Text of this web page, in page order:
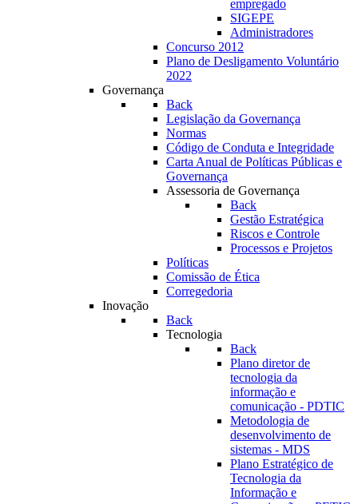
empregado
SIGEPE
Administradores
Concurso 2012
Plano de Desligamento Voluntário
2022
Governança
Back
Legislação da Governança
Normas
Código de Conduta e Integridade
Carta Anual de Políticas Públicas e
Governança
Assessoria de Governança
Back
Gestão Estratégica
Riscos e Controle
Processos e Projetos
Políticas
Comissão de Ética
Corregedoria
Inovação
Back
Tecnologia
Back
Plano diretor de
tecnologia da
informação e
comunicação - PDTIC
Metodologia de
desenvolvimento de
sistemas - MDS
Plano Estratégico de
Tecnologia da
Informação e